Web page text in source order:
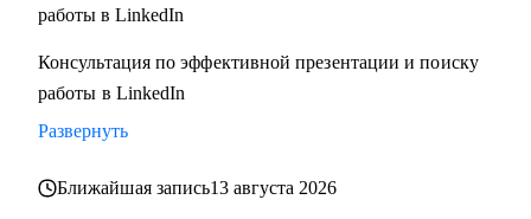
управленческих позиций
работы в LinkedIn
Консультация по эффективной презентации и поиску
работы в LinkedIn
Развернуть
Ближайшая запись13 августа 2026